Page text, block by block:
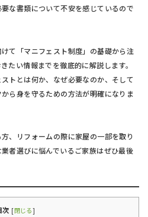
な書類について不安を感じているので
て「マニフェスト制度」の基礎から注
たい情報までを徹底的に解説します。
トとは何か、なぜ必要なのか、そして
ら身を守るための方法が明確になりま
、リフォームの際に家屋の一部を取り
者選びに悩んでいるご家族はぜひ最後
次 [閉じる]